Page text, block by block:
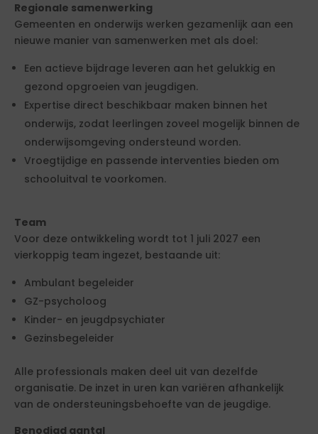
Regionale samenwerking
Gemeenten en onderwijs werken gezamenlijk aan een
nieuwe manier van samenwerken met als doel:
Een actieve bijdrage leveren aan het gelukkig en
gezond opgroeien van jeugdigen.
Expertise direct beschikbaar maken binnen het
onderwijs, zodat leerlingen zoveel mogelijk binnen de
onderwijsomgeving ondersteund worden.
Vroegtijdige en passende interventies bieden om
schooluitval te voorkomen.
Team
Voor deze ontwikkeling wordt tot 1 juli 2027 een
vierkoppig team ingezet, bestaande uit:
Ambulant begeleider
GZ-psycholoog
Kinder- en jeugdpsychiater
Gezinsbegeleider
Alle professionals maken deel uit van dezelfde
organisatie. De inzet in uren kan variëren afhankelijk
van de ondersteuningsbehoefte van de jeugdige.
Benodigd aantal